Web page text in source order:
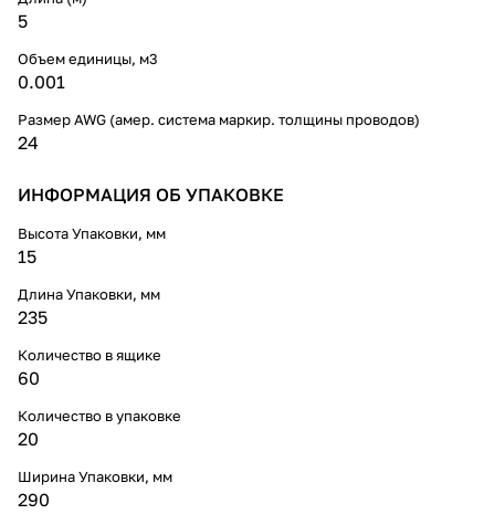
5
Объем единицы, м3
0.001
Размер AWG (амер. система маркир. толщины проводов)
24
ИНФОРМАЦИЯ ОБ УПАКОВКЕ
Высота Упаковки, мм
15
Длина Упаковки, мм
235
Количество в ящике
60
Количество в упаковке
20
Ширина Упаковки, мм
290